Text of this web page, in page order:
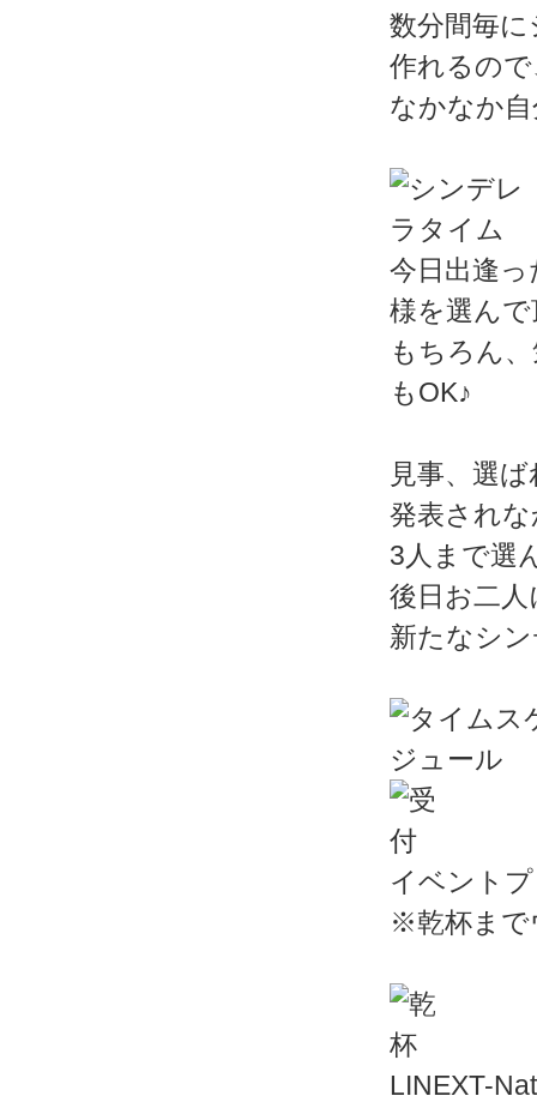
数分間毎
作れるの
なかなか
今日出逢
様を選ん
もちろん
もOK♪
見事、選
発表され
3人まで選
後日お二
新たなシ
イベント
※乾杯まで
LINEXT-